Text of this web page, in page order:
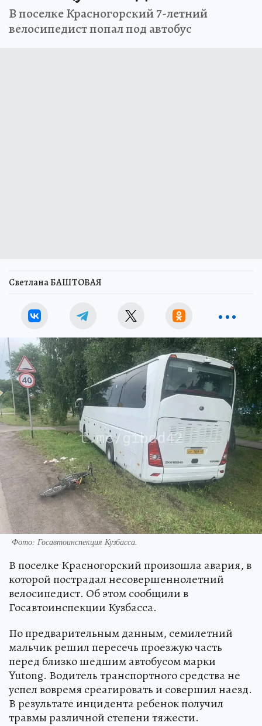
В поселке Красногорский 7-летний
велосипедист попал под автобус
Светлана БАШТОВАЯ
Фото: Госавтоинспекция Кузбасса.
В поселке Красногорский произошла авария, в
которой пострадал несовершеннолетний
велосипедист. Об этом сообщили в
Госавтоинспекции Кузбасса.
По предварительным данным, семилетний
мальчик решил пересечь проезжую часть
перед близко шедшим автобусом марки
Yutong. Водитель транспортного средства не
успел вовремя среагировать и совершил наезд.
В результате инцидента ребенок получил
травмы различной степени тяжести.